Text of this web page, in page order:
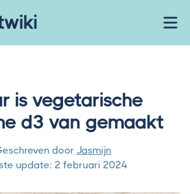
is vegetarische
d3 van gemaakt
door Jasmijn
update: 2 februari 2024